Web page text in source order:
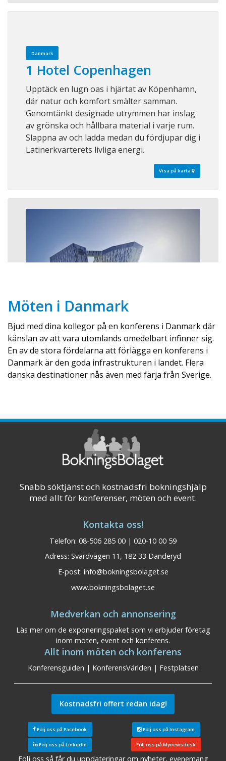
Danmark
1 Hotel Copenhagen
Upptäck en lugn oas i hjärtat av Köpenhamn,
där natur och komfort smälter samman.
Genomtänkt designade utrymmen har inslag
av grönska och hållbara material i varje rum.
Slappna av och ladda medan du fördjupar dig i
Latinerkvarterets livliga energi.
Visa på karta
Event
Bella Sky Conference & Event ligger centralt
på Amager, i det vackra 4-stjärniga
designhotellet AC Hotel Bella Sky
Copenhagen. Mötesrummen är fördelade på
första våningen och bottenvåningen på AC
Hotel Bella Sky och i det intilliggande Bella
Visa på karta
Danmark
Möten i Danmark
Bjud med dina kollegor på en konferens i Danmark där
känslan av att vara utomlands omedelbart infinner sig.
En av de stora fördelarna att förlägga en konferens i
Danmark är den goda infrastrukturen i landet. Flera
danska destinationer nås även med färja från Sverige.
Snabb söktjänst och kostnadsfri bokningshjälp
med allt för konferenser, möten och event.
Kontakta oss!
Telefon: 08-506 285 00 | 020-10 00 59
Adress: Svärdvägen 11, 182 33 Danderyd
E-post: info@bokningsbolaget.se
www.bokningsbolaget.se
Medverkan och annonsering
Läs mer om de exponeringspaket som vi erbjuder företag
inom möten, event och konferens.
Allt inom möten och konferens
Konferensguiden | KonferensVärlden | Festplatsen
Kostnadsfri offert redan idag!
Följ oss på Facebook Följ oss på Instagram
Följ oss på LinkedIn Följ oss på Mynewsdesk
Följ oss så får du uppdateringar om nyheter, evenemang